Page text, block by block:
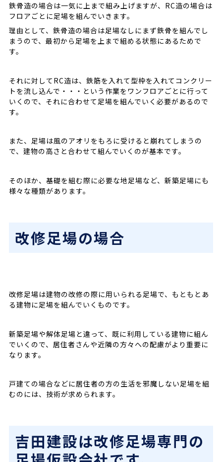
鉄骨造の場合は一気に上まで組み上げますが、RC造の場合は
フロアごとに足場を組んでいきます。
理由として、鉄骨造の場合は足場なしにまず鉄骨を組んでし
まうので、最初から足場を上まで組める状態にあるためで
す。
それに対してRC造は、鉄筋を入れて型枠を入れてコンクリー
トを流し込んで・・・という作業をワンフロアごとに行って
いくので、それに合わせて足場を組んでいく必要があるので
す。
また、足場は風のアオリをもろに受けると崩れてしまうの
で、建物の高さと合わせて組んでいくのが基本です。
そのほか、基礎を組む際に必要な地足場など、新築足場にも
様々な種類があります。
改修足場の場合
改修足場は建物の改修の際に用いられる足場で、もともとあ
る建物に足場を組んでいくものです。
新築足場や解体足場と違って、既に利用している建物に組ん
でいくので、居住者さんや近隣の方々への配慮がより重要に
なります。
戸建ての場合などに居住者の方の生活を邪魔しない足場を組
むのには、技術が求められます。
吉田建設は改修足場専門の